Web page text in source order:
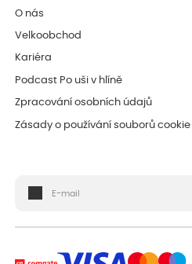
O nás
Velkoobchod
Kariéra
Podcast Po uši v hlíně
Zpracování osobních údajů
Zásady o používání souborů cookie